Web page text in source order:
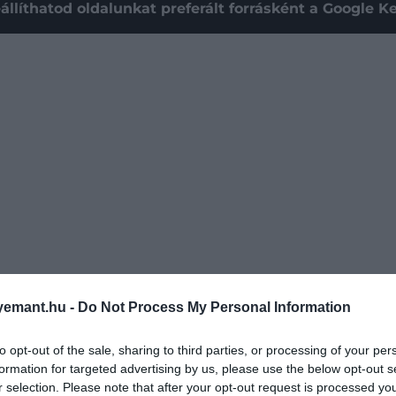
- Do Not Process My Personal Information
opt-out of the sale, sharing to third parties, or processing of your
for targeted advertising by us, please use the below opt-out
selection. Please note that after your opt-out request is processed
oldalunkat preferált forrásként a Google
áll, mint egy város kerületei, amelyeket utak kötnek
– például egy érdektelen film közben –, az agy
De ahogy egyre kevésbé köt le a film,
hálózat” működése is, amely a feladatokban való